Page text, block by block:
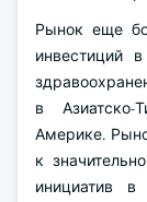
Рынок еще
инвестиций
в Азиатско-
Америке.
к
инициатив в